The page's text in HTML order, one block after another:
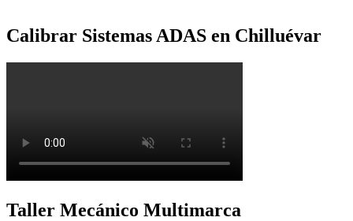
Calibrar Sistemas ADAS en Chilluévar
Taller Mecánico Multimarca